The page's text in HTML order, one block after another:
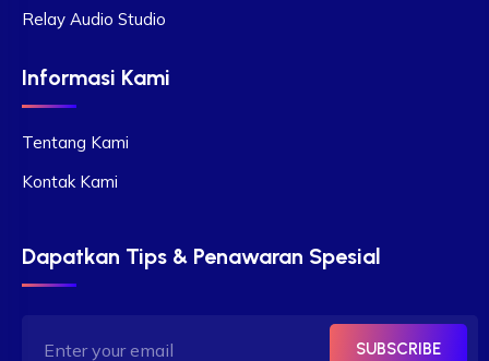
Relay Audio Studio
Informasi Kami
Tentang Kami
Kontak Kami
Dapatkan Tips & Penawaran Spesial
SUBSCRIBE